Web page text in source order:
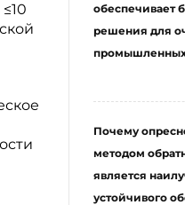
обеспечивает
решения для
Почему
методом
является
устойчивого